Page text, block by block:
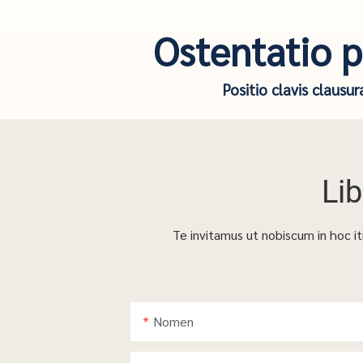
Ostentatio
Positio clavis
Te invitamus ut nobiscum in hoc
Nomen